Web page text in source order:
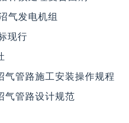
气发电机组
现行
管路施工安装操作规程
管路设计规范